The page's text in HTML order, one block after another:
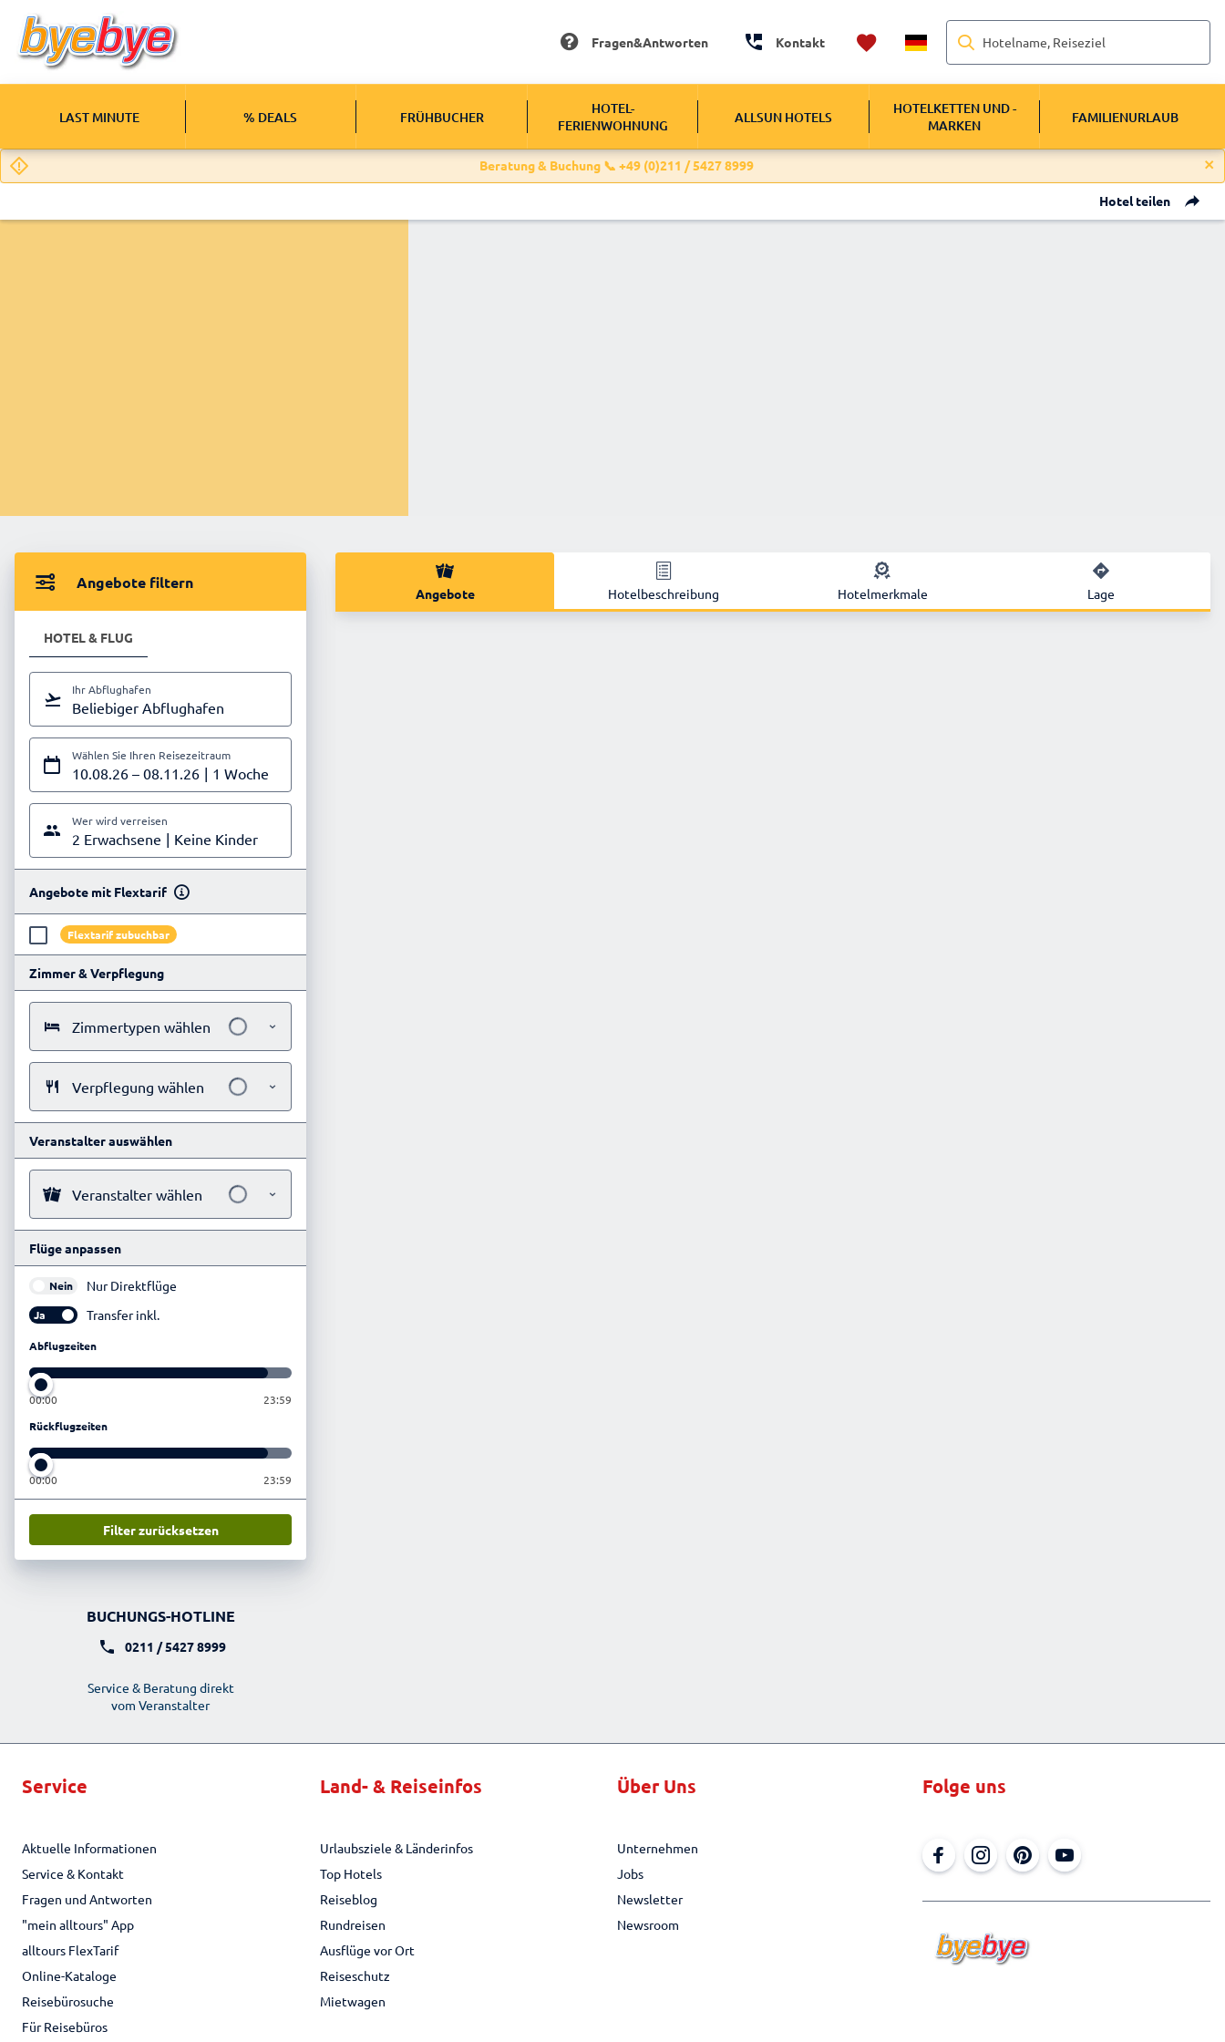
Fragen&Antworten Kontakt Hotelname, Reiseziel
LAST MINUTE % DEALS FRÜHBUCHER
HOTEL-
FERIENWOHNUNG
ALLSUN HOTELS
HOTELKETTEN UND -
MARKEN
FAMILIENURLAUB
Beratung & Buchung 📞 +49 (0)211 / 5427 8999
Hotel teilen
Angebote filtern
HOTEL & FLUG
Ihr Abflughafen
Beliebiger Abflughafen
Wählen Sie Ihren Reisezeitraum
10.08.26 – 08.11.26 1 Woche
Wer wird verreisen
2 Erwachsene Keine Kinder
Angebote mit Flextarif
Flextarif zubuchbar
Zimmer & Verpflegung
Zimmertypen wählen
Verpflegung wählen
Veranstalter auswählen
Veranstalter wählen
Flüge anpassen
Nein Nur Direktflüge
Ja Transfer inkl.
Abflugzeiten
00:00
23:59
Rückflugzeiten
00:00 23:59
Filter zurücksetzen
BUCHUNGS-HOTLINE
0211 / 5427 8999
Service & Beratung direkt
vom Veranstalter
Angebote Hotelbeschreibung Hotelmerkmale Lage
Service
Aktuelle Informationen
Service & Kontakt
Fragen und Antworten
"mein alltours" App
alltours FlexTarif
Online-Kataloge
Reisebürosuche
Für Reisebüros
Land- & Reiseinfos
Urlaubsziele & Länderinfos
Top Hotels
Reiseblog
Rundreisen
Ausflüge vor Ort
Reiseschutz
Mietwagen
Über Uns
Unternehmen
Jobs
Newsletter
Newsroom
Folge uns